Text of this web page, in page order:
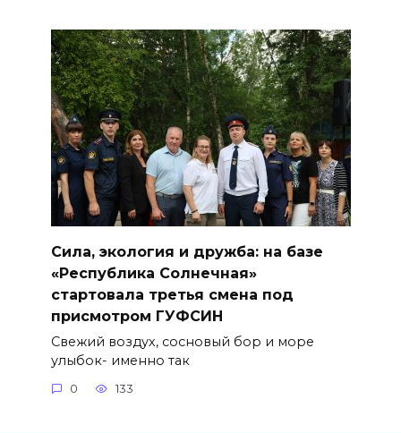
Сила, экология и дружба: на базе
«Республика Солнечная»
стартовала третья смена под
присмотром ГУФСИН
Свежий воздух, сосновый бор и море
улыбок- именно так
0 133